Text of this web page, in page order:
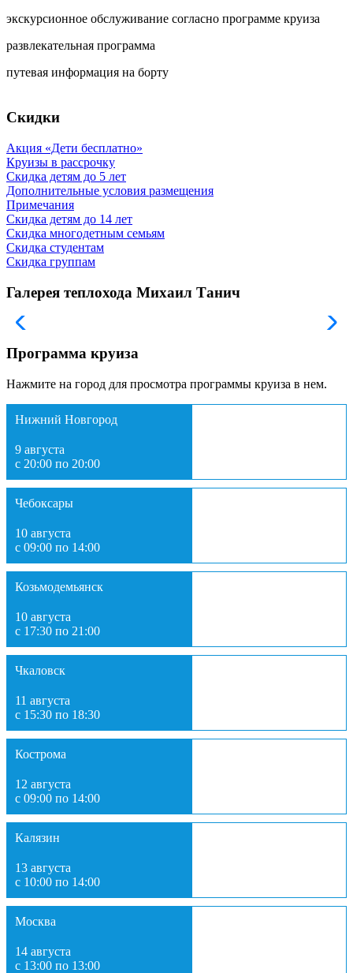
экскурсионное обслуживание согласно программе круиза
развлекательная программа
путевая информация на борту
Скидки
Акция «Дети бесплатно»
Круизы в рассрочку
Скидка детям до 5 лет
Дополнительные условия размещения
Примечания
Скидка детям до 14 лет
Скидка многодетным семьям
Скидка студентам
Скидка группам
Галерея теплохода Михаил Танич
Программа круиза
Нажмите на город для просмотра программы круиза в нем.
Нижний Новгород
9 августа
с 20:00 по 20:00
Чебоксары
10 августа
с 09:00 по 14:00
Козьмодемьянск
10 августа
с 17:30 по 21:00
Чкаловск
11 августа
с 15:30 по 18:30
Кострома
12 августа
с 09:00 по 14:00
Калязин
13 августа
с 10:00 по 14:00
Москва
14 августа
с 13:00 по 13:00